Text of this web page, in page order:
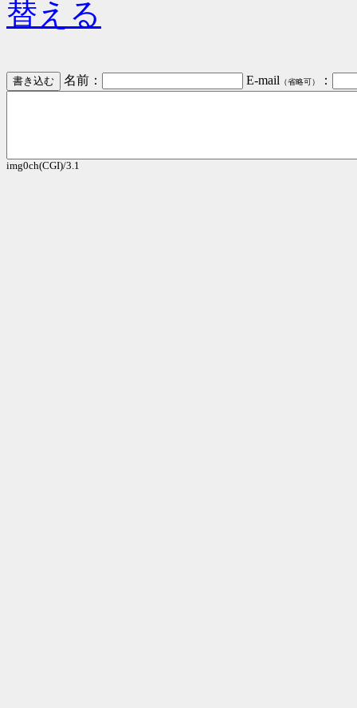
替える
名前： E-mail （省略可） ：
img0ch(CGI)/3.1